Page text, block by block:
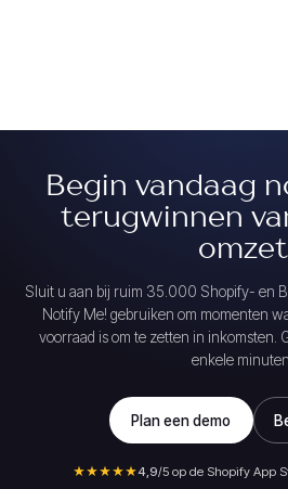
Begin vandaag
terugwinnen
omzet
Sluit u aan bij ruim 35.000 Shopify- en
Notify Me! gebruiken om momenten
voorraad is om te zetten in inkomsten.
enkele minuten.
Plan een demo
★★★★★4,9/5 op de Shopify App